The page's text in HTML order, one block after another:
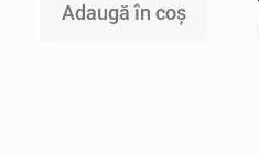
Adaugă în coș